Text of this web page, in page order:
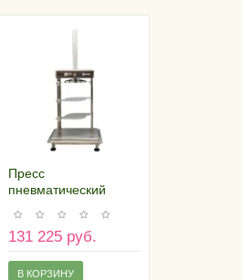
Пресс
пневматический
1/3 для форм до
D350мм
131 225 руб.
В КОРЗИНУ